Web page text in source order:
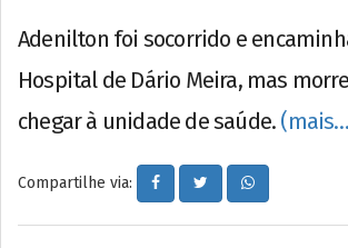
Adenilton foi socorrido e
Hospital de Dário Meira, mas
chegar à unidade de saúde.
Compartilhe via: